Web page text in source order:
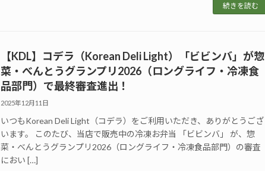
続きを読む
【KDL】コデラ（Korean Deli Light）「ビビンバ」が惣
菜・べんとうグランプリ2026（ロングライフ・冷凍食
品部門）で最終審査進出！
2025年12月11日
いつもKorean Deli Light（コデラ）をご利用いただき、ありがとうござ
います。 このたび、当店で販売中の冷凍お弁当 「ビビンバ」 が、惣
菜・べんとうグランプリ2026（ロングライフ・冷凍食品部門）の審査
におい […]